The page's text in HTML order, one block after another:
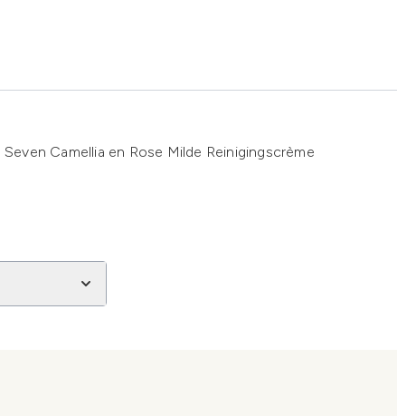
Seven Camellia en Rose Milde Reinigingscrème